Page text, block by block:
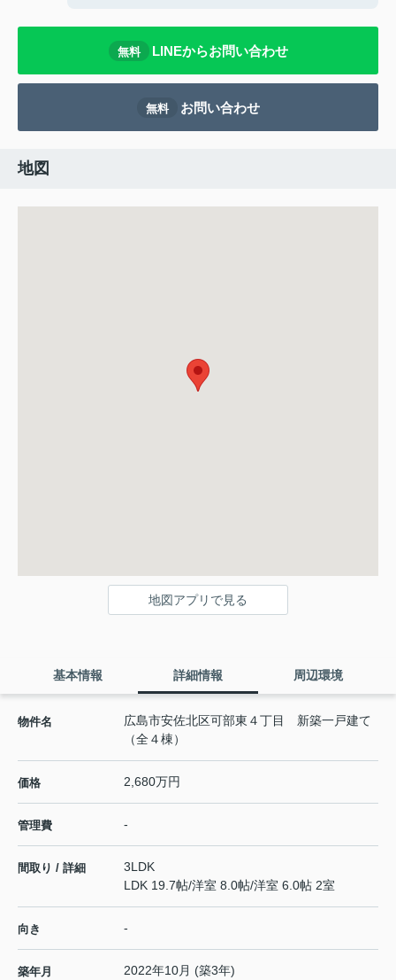
無料 LINEからお問い合わせ
無料 お問い合わせ
地図
地図アプリで見る
基本情報 詳細情報 周辺環境
物件名
広島市安佐北区可部東４丁目 新築一戸建て
（全４棟）
価格 2,680万円
管理費 -
間取り / 詳細
3LDK
LDK 19.7帖/洋室 8.0帖/洋室 6.0帖 2室
向き -
築年月 2022年10月 (築3年)